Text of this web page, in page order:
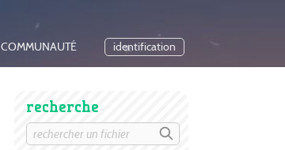
COMMUNAUTÉ identification
recherche